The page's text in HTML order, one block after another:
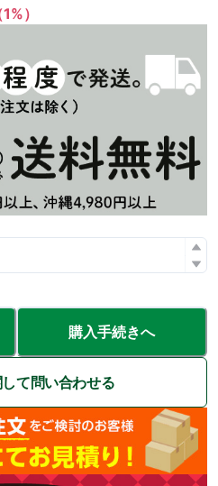
）
購入手続きへ
て問い合わせる